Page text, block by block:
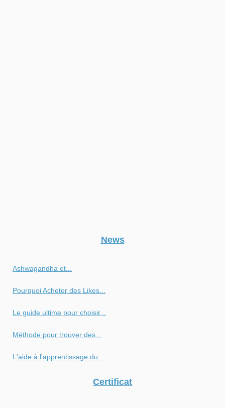
News
Ashwagandha et...
Pourquoi Acheter des Likes...
Le guide ultime pour choisir...
Méthode pour trouver des...
L'aide à l'apprentissage du...
Certificat